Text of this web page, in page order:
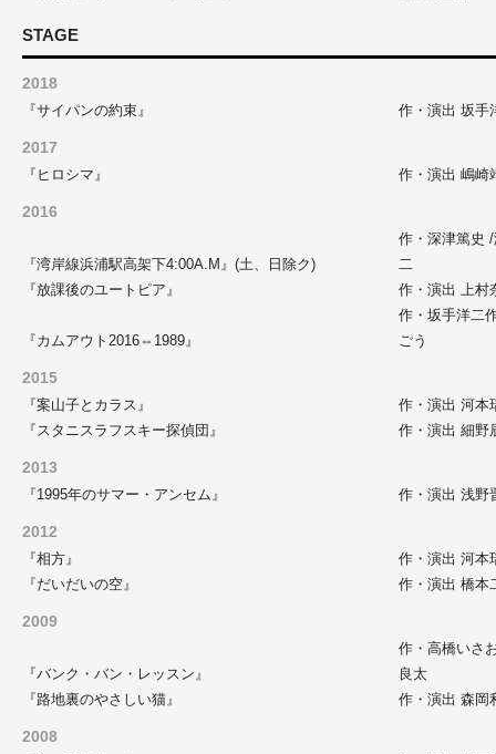
STAGE
2018
『サイパンの約束』 作・演出 坂手
2017
『ヒロシマ』 作・演出 嶋崎
2016
『湾岸線浜浦駅高架下4:00A.M』(土、日除ク)
作・深津篤史
二
『放課後のユートピア』
作・演出 上村
『カムアウト2016⇔1989』
作・坂手洋二
ごう
2015
『案山子とカラス』
作・演出 河本
『スタニスラフスキー探偵団』
作・演出 細野
2013
『1995年のサマー・アンセム』 作・演出 浅野
2012
『相方』
作・演出 河本
『だいだいの空』
作・演出 橋本
2009
『バンク・バン・レッスン』
作・高橋いさ
良太
『路地裏のやさしい猫』
作・演出 森岡
2008